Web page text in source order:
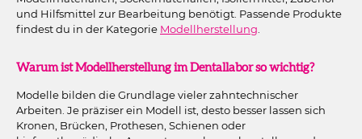
und Hilfsmittel zur Bearbeitung benötigt. Passende Produkte
findest du in der Kategorie Modellherstellung
Warum ist Modellherstellung im Dentallabor so wichtig?
Modelle bilden die Grundlage vieler zahntechnischer
Arbeiten. Je präziser ein Modell ist, desto besser lassen sich
Kronen, Brücken, Prothesen, Schienen oder